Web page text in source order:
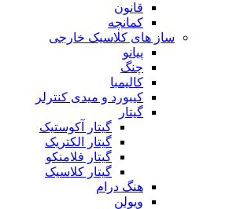
قانون
کمانچه
ساز های کلاسیک خارجی
پیانو
چنگ
کالیمبا
کیبورد و میدی کنترلر
گیتار
گیتار آکوستیک
گیتار الکتریک
گیتار فلامنکو
گیتار کلاسیک
هنگ درام
ویولن